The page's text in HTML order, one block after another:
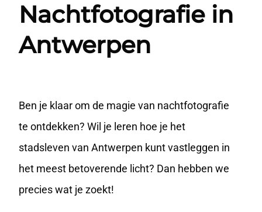
Nachtfotografie in
Antwerpen
Ben je klaar om de magie van nachtfotografie
te ontdekken? Wil je leren hoe je het
stadsleven van Antwerpen kunt vastleggen in
het meest betoverende licht? Dan hebben we
precies wat je zoekt!